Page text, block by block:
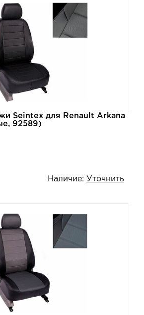
Seintex для Renault Arkana
92589)
Наличие: Уточнить